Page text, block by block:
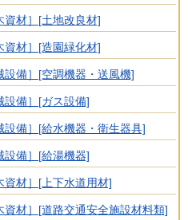
資材］[土地改良材]
資材］[造園緑化材]
備］[空調機器・送風機]
設備］[ガス設備]
備］[給水機器・衛生器具]
設備］[給湯機器]
資材］[上下水道用材]
材］[道路交通安全施設材料類]